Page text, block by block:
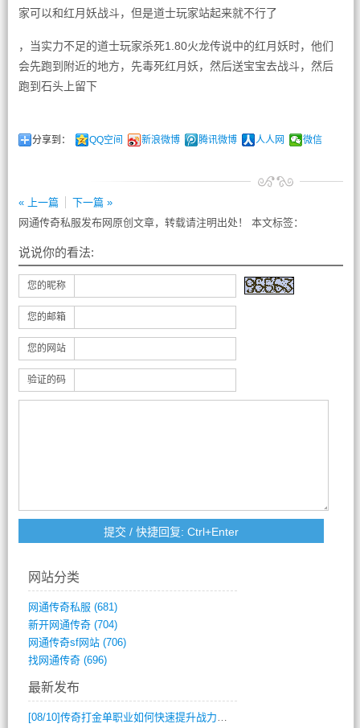
家可以和红月妖战斗，但是道士玩家站起来就不行了
，当实力不足的道士玩家杀死1.80火龙传说中的红月妖时，他们
会先跑到附近的地方，先毒死红月妖，然后送宝宝去战斗，然后
跑到石头上留下
分享到： QQ空间 新浪微博 腾讯微博 人人网 微信
« 上一篇
下一篇 »
网通传奇私服发布网原创文章，转载请注明出处！ 本文标签：
说说你的看法:
您的昵称
您的邮箱
您的网站
验证的码
网站分类
网通传奇私服 (681)
新开网通传奇(704)
网通传奇sf网站(706)
找网通传奇(696)
最新发布
[08/10]传奇打金单职业如何快速提升战力与装备获取？